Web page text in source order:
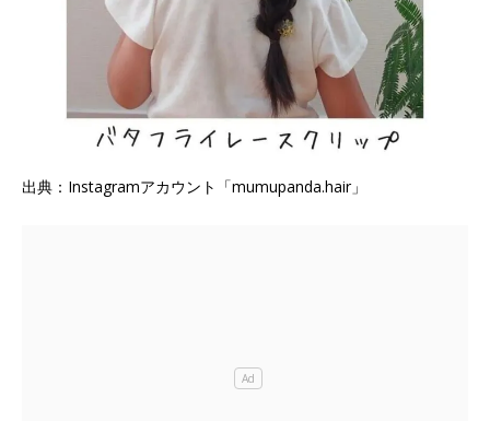
出典：Instagramアカウント「mumupanda.hair」